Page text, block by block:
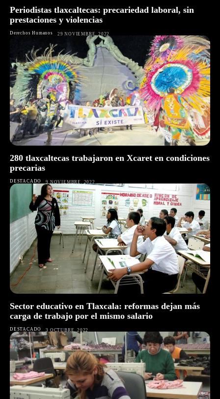
Periodistas tlaxcaltecas: precariedad laboral, sin
prestaciones y violencias
Derechos Humanos 29 NOVIEMBRE, 2022
280 tlaxcaltecas trabajaron en Xcaret en condiciones
precarias
DESTACADO 9 NOVIEMBRE, 2022
Sector educativo en Tlaxcala: reformas dejan más
carga de trabajo por el mismo salario
DESTACADO 3 OCTUBRE, 2022